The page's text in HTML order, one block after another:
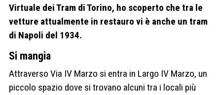
Virtuale dei Tram di Torino, ho scoperto che tra le
vetture attualmente in restauro vi è anche un tram
di Napoli del 1934.
Si mangia
Attraverso Via IV Marzo si entra in Largo IV Marzo, un
piccolo spazio dove si trovano alcuni tra i locali più